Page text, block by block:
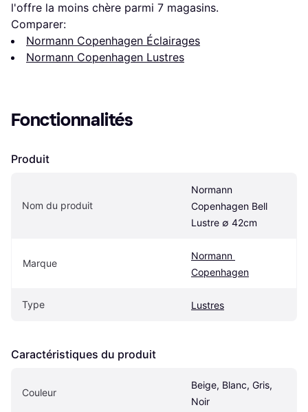
l'offre la moins chère parmi 7 magasins.
Comparer:
Normann Copenhagen Éclairages
Normann Copenhagen Lustres
Fonctionnalités
Produit
Nom du produit
Normann
Copenhagen Bell
Lustre ∅ 42cm
Marque
Normann
Copenhagen
Type Lustres
Caractéristiques du produit
Couleur
Beige, Blanc, Gris,
Noir